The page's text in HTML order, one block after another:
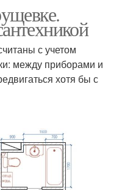
с учетом
между приборами и
хотя бы с